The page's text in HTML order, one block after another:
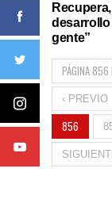
desarrollo
gente”
PÁGINA
‹ PREVIO
856